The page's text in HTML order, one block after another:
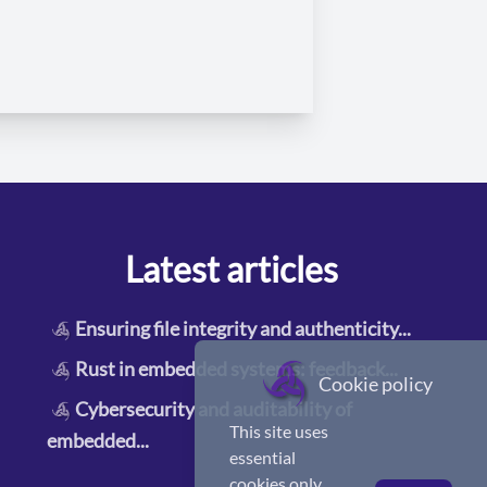
Cookie policy
This site uses
essential
Latest articles
Ensuring file integrity and authenticity...
Rust in embedded systems: feedback
Cybersecurity and auditability of
embedded...